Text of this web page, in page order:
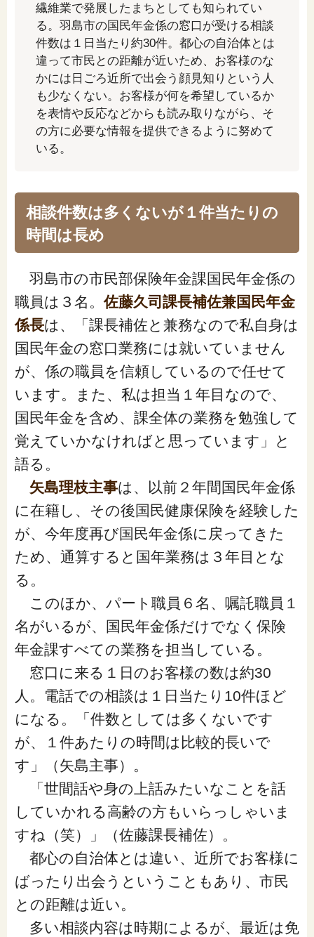
「暮らし」に関する記事
くらしすとについて
協会事業案内
サイトマップ
閉じる
繊維業で発展したまちとしても知られてい
る。羽島市の国民年金係の窓口が受ける相談
件数は１日当たり約30件。都心の自治体とは
違って市民との距離が近いため、お客様のな
かには日ごろ近所で出会う顔見知りという人
も少なくない。お客様が何を希望しているか
を表情や反応などからも読み取りながら、そ
の方に必要な情報を提供できるように努めて
いる。
相談件数は多くないが１件当たりの
時間は長め
羽島市の市民部保険年金課国民年金係の
職員は３名。佐藤久司課長補佐兼国民年金
係長は、「課長補佐と兼務なので私自身は
国民年金の窓口業務には就いていません
が、係の職員を信頼しているので任せて
います。また、私は担当１年目なので、
国民年金を含め、課全体の業務を勉強して
覚えていかなければと思っています」と
語る。
矢島理枝主事は、以前２年間国民年金係
に在籍し、その後国民健康保険を経験した
が、今年度再び国民年金係に戻ってきた
ため、通算すると国年業務は３年目とな
る。
このほか、パート職員６名、嘱託職員１
名がいるが、国民年金係だけでなく保険
年金課すべての業務を担当している。
窓口に来る１日のお客様の数は約30
人。電話での相談は１日当たり10件ほど
になる。「件数としては多くないです
が、１件あたりの時間は比較的長いで
す」（矢島主事）。
「世間話や身の上話みたいなことを話
していかれる高齢の方もいらっしゃいま
すね（笑）」（佐藤課長補佐）。
都心の自治体とは違い、近所でお客様に
ばったり出会うということもあり、市民
との距離は近い。
多い相談内容は時期によるが、最近は免